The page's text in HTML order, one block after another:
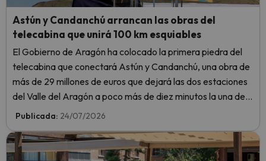
Astún y Candanchú arrancan las obras del
telecabina que unirá 100 km esquiables
El Gobierno de Aragón ha colocado la primera piedra del
telecabina que conectará Astún y Candanchú, una obra de
más de 29 millones de euros que dejará las dos estaciones
del Valle del Aragón a poco más de diez minutos la una de
la otra.
Publicada: 24/07/2026